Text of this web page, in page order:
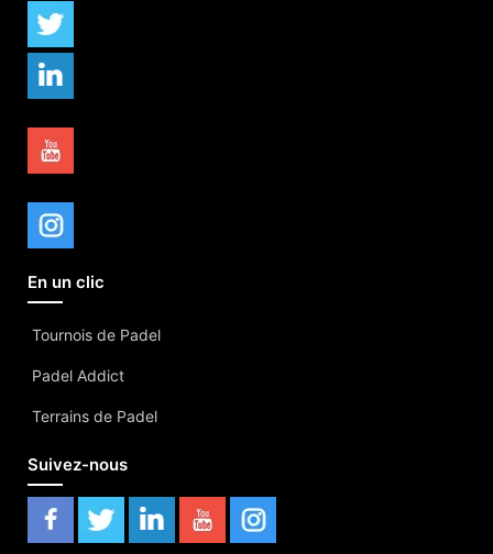
En un clic
Tournois de Padel
Padel Addict
Terrains de Padel
Suivez-nous